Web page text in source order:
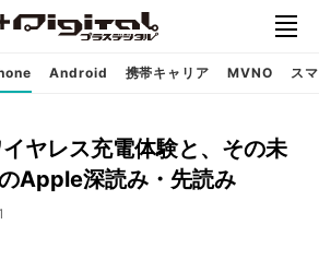
Android 携帯キャリア MVNO ス
ヤレス充電体験と、その未
Apple深読み・先読み